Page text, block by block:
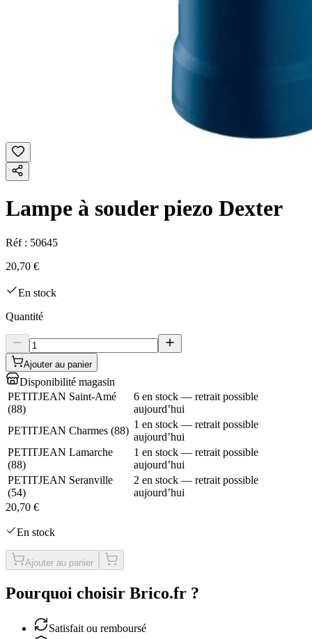
Lampe à souder piezo Dexter
Réf : 50645
20,70 €
En stock
Quantité
Ajouter au panier
Disponibilité magasin
PETITJEAN Saint-Amé
(88)
6 en stock — retrait possible
aujourd’hui
PETITJEAN Charmes (88)
1 en stock — retrait possible
aujourd’hui
PETITJEAN Lamarche
(88)
1 en stock — retrait possible
aujourd’hui
PETITJEAN Seranville
(54)
2 en stock — retrait possible
aujourd’hui
20,70 €
En stock
Ajouter au panier
Pourquoi choisir Brico.fr ?
Satisfait ou remboursé